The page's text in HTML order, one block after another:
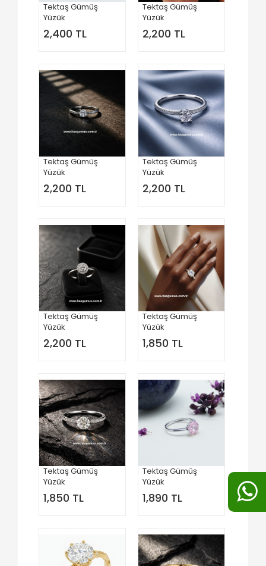
Tektaş Gümüş
Yüzük
2,400 TL
Tektaş Gümüş
Yüzük
2,200 TL
Tektaş Gümüş
Yüzük
2,200 TL
Tektaş Gümüş
Yüzük
2,200 TL
Tektaş Gümüş
Yüzük
2,200 TL
Tektaş Gümüş
Yüzük
1,850 TL
Tektaş Gümüş
Yüzük
1,850 TL
Tektaş Gümüş
Yüzük
1,890 TL